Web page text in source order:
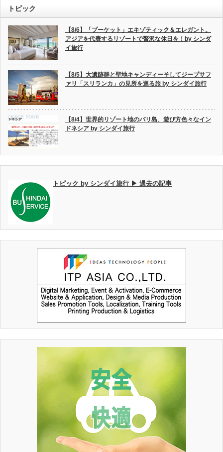
トピック
【8/6】「プーケット」エキゾティック＆エレガント。
アジアを代表するリゾートで贅沢な休日を！by シンダ
イ旅行
【8/5】大遺跡群と聖地キャンディーそしてジープサフ
ァリ「スリランカ」の見所を巡る旅 by シンダイ旅行
【8/4】世界的リゾート地のバリ島、遊び方色々なイン
ドネシア by シンダイ旅行
トピック by シンダイ旅行 ▶ 過去の記事